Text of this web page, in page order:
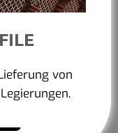
von